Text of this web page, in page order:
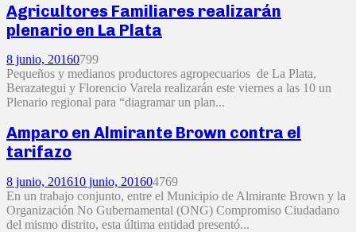
Agricultores Familiares realizarán
plenario en La Plata
8 junio, 20160799
Pequeños y medianos productores agropecuarios de La Plata,
Berazategui y Florencio Varela realizarán este viernes a las 10 un
Plenario regional para “diagramar un plan...
Amparo en Almirante Brown contra el
tarifazo
8 junio, 201610 junio, 201604769
En un trabajo conjunto, entre el Municipio de Almirante Brown y la
Organización No Gubernamental (ONG) Compromiso Ciudadano
del mismo distrito, esta última entidad presentó...